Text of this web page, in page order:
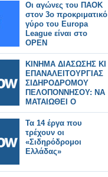
Οι αγώνες του ΠΑΟΚ
στον 3ο προκριματικό
γύρο του Europa
League είναι στο
OPEN
ΚΙΝΗΜΑ ΔΙΑΣΩΣΗΣ ΚΙ
ΕΠΑΝΑΛΕΙΤΟΥΡΓΙΑΣ
ΣΙΔΗΡΟΔΡΟΜΟΥ
ΠΕΛΟΠΟΝΝΗΣΟΥ: ΝΑ
ΜΑΤΑΙΩΘΕΙ Ο
ΔΙΑΓΩΝΙΣΜΟΣ ΓΙΑ
ΠΟΔΗΛΟΤΟΔΡΟΜΟ
Τα 14 έργα που
τρέχουν οι
«Σιδηρόδρομοι
Ελλάδας»